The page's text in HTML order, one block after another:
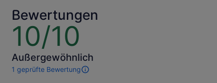
Erw.
Bewertungen
10/10
10
10
Außergewöhnlich
1 geprüfte Bewertung
1